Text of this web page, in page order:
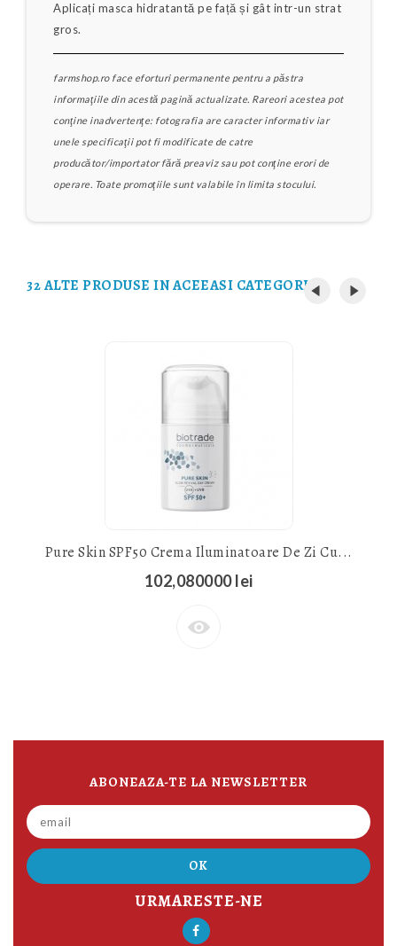
Aplicați masca hidratantă pe față și gât intr-un strat
gros.
farmshop.ro face eforturi permanente pentru a păstra
informaţiile din acestă pagină actualizate. Rareori acestea pot
conţine inadvertenţe: fotografia are caracter informativ iar
unele specificaţii pot fi modificate de catre
producător/importator fără preaviz sau pot conţine erori de
operare. Toate promoţiile sunt valabile în limita stocului.
32 ALTE PRODUSE IN ACEEASI CATEGORIE:
Pure Skin SPF50 Crema Iluminatoare De Zi Cu...
102,080000 lei
ABONEAZA-TE LA NEWSLETTER
URMARESTE-NE